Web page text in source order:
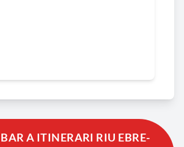
A ITINERARI RIU EBRE-